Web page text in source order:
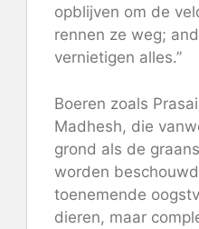
opblijven om de
rennen ze weg;
vernietigen alles.”
Boeren zoals
Madhesh, die
grond als de
worden
toenemende
dieren, maar